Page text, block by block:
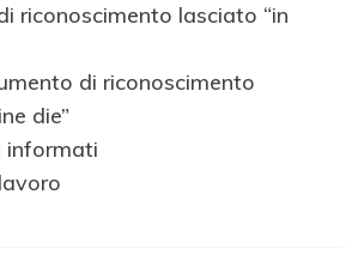
riconoscimento lasciato “in
di riconoscimento
die”
informati